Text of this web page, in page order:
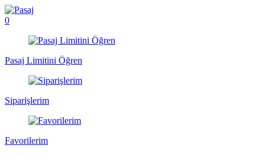
0
Pasaj Limitini Öğren
Siparişlerim
Favorilerim